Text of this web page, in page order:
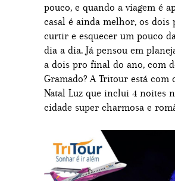
pouco, e quando a viagem é
casal é ainda melhor, os dois
curtir e esquecer um pouco
dia a dia. Já pensou em
a dois pro final do ano, com
Gramado? A Tritour está com
Natal Luz que inclui 4 noites
cidade super charmosa e